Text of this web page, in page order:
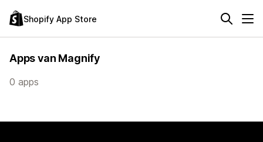
Shopify App Store
Apps van Magnify
0 apps